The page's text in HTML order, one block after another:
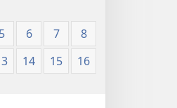
5 6 7
8
14 15 16